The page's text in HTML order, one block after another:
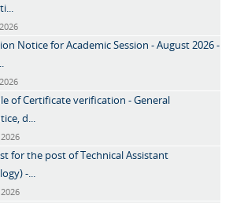
Notice for Academic Session - August 2026 -
of Certificate verification - General
d...
for the post of Technical Assistant
-...